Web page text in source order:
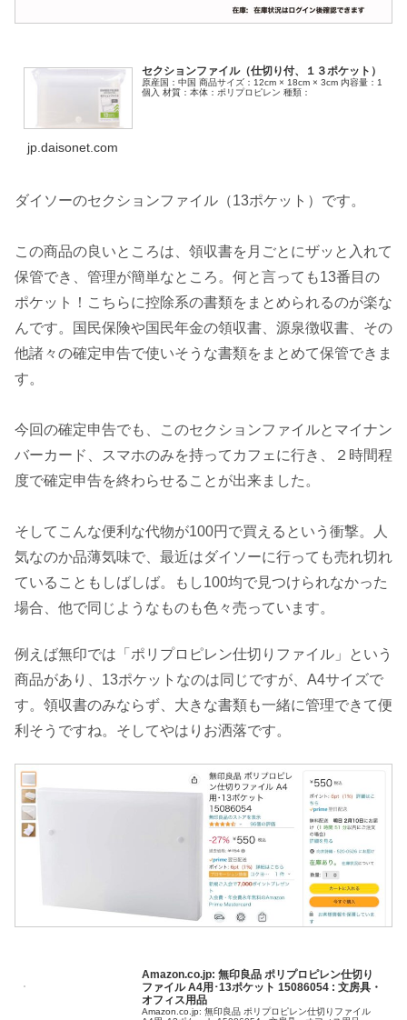
セクションファイル（仕切り付、１３ポケット）
原産国：中国 商品サイズ：12cm × 18cm × 3cm 内容量：1
個入 材質：本体：ポリプロピレン 種類：
jp.daisonet.com
ダイソーのセクションファイル（13ポケット）です。
この商品の良いところは、領収書を月ごとにザッと入れて
保管でき、管理が簡単なところ。何と言っても13番目の
ポケット！こちらに控除系の書類をまとめられるのが楽な
んです。国民保険や国民年金の領収書、源泉徴収書、その
他諸々の確定申告で使いそうな書類をまとめて保管できま
す。
今回の確定申告でも、このセクションファイルとマイナン
バーカード、スマホのみを持ってカフェに行き、２時間程
度で確定申告を終わらせることが出来ました。
そしてこんな便利な代物が100円で買えるという衝撃。人
気なのか品薄気味で、最近はダイソーに行っても売れ切れ
ていることもしばしば。もし100均で見つけられなかった
場合、他で同じようなものも色々売っています。
例えば無印では「ポリプロピレン仕切りファイル」という
商品があり、13ポケットなのは同じですが、A4サイズで
す。領収書のみならず、大きな書類も一緒に管理できて便
利そうですね。そしてやはりお洒落です。
Amazon.co.jp: 無印良品 ポリプロピレン仕切り
ファイル A4用･13ポケット 15086054 : 文房具・
オフィス用品
Amazon.co.jp: 無印良品 ポリプロピレン仕切りファイル